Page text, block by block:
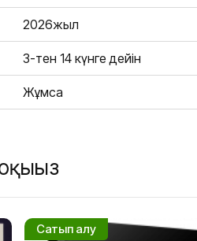
2026жыл
3-тен 14 күнге дейін
Жұмсақ
Сатып алу